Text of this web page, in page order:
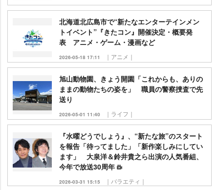
北海道北広島市で“新たなエンターテインメン
トイベント”『きたコン』開催決定・概要発
表 アニメ・ゲーム・漫画など
2026-05-18 17:11 ｜アニメ｜
旭山動物園、きょう開園「これからも、ありの
ままの動物たちの姿を」 職員の警察捜査で先
送り
2026-05-01 11:40 ｜ライフ｜
『水曜どうでしょう』、“新たな旅”のスタート
を報告「待ってました」「新作楽しみにしてい
ます」 大泉洋＆鈴井貴之ら出演の人気番組、
今年で放送30周年
2026-03-31 15:15 ｜バラエティ｜